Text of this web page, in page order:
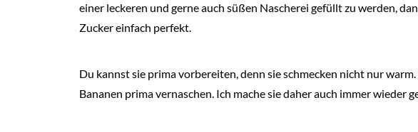
einer leckeren und gerne auch süßen Nascherei gefüllt zu werden,
Zucker einfach perfekt.
Du kannst sie prima vorbereiten, denn sie schmecken nicht nur
Bananen prima vernaschen. Ich mache sie daher auch immer wieder